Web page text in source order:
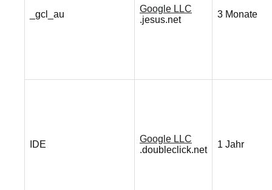
_gcl_au
Google LLC
.jesus.net
3 Monate
IDE
Google LLC
.doubleclick.net
1 Jahr